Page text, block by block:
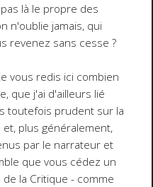
là le propre des
n'oublie jamais, qui
revenez sans cesse ?
vous redis ici combien
que j'ai d'ailleurs lié
toutefois prudent sur la
plus généralement,
par le narrateur et
que vous cédez un
la Critique - comme